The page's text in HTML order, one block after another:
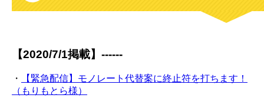
【2020/7/1掲載】------
・
【緊急配信】モノレート代替案に終止符を打ちます！
（もりもとら様）